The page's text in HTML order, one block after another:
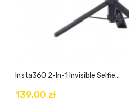
Insta360 2-In-1 Invisible Selfie...
139,00 zł